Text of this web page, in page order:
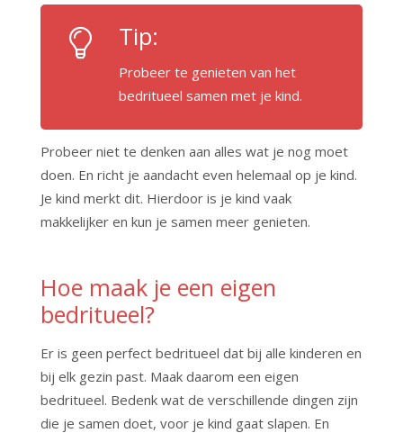
Tip:
Probeer te genieten van het
bedritueel samen met je kind.
Probeer niet te denken aan alles wat je nog moet
doen. En richt je aandacht even helemaal op je kind.
Je kind merkt dit. Hierdoor is je kind vaak
makkelijker en kun je samen meer genieten.
Hoe maak je een eigen
bedritueel?
Er is geen perfect bedritueel dat bij alle kinderen en
bij elk gezin past. Maak daarom een eigen
bedritueel. Bedenk wat de verschillende dingen zijn
die je samen doet, voor je kind gaat slapen. En